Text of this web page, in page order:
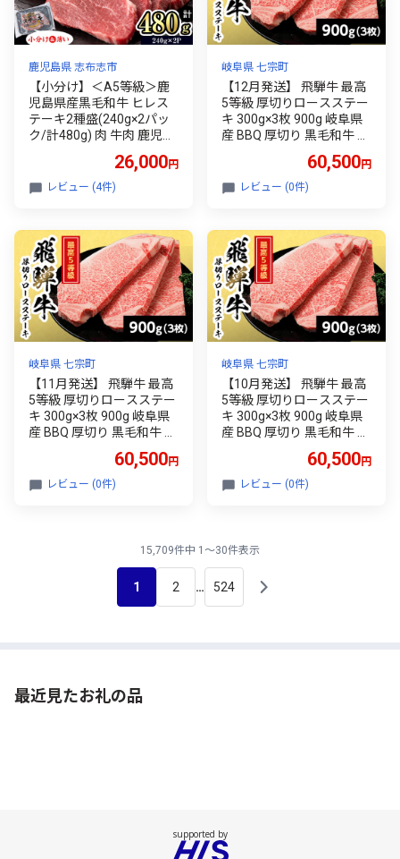
鹿児島県 志布志市
【小分け】＜A5等級＞鹿
児島県産黒毛和牛 ヒレス
テーキ2種盛(240g×2パッ
ク/計480g) 肉 牛肉 鹿児島
ステーキ肉 ヒレ ヒレ肉 黒
毛和牛 希少部位 A5 赤身
26,000円
レビュー (4件)
岐阜県 七宗町
【12月発送】 飛騨牛 最高
5等級 厚切りロースステー
キ 300g×3枚 900g 岐阜県
産 BBQ 厚切り 黒毛和牛 5
り 牛肉 牛 国産 お取り寄せ
ごちそう 自宅用 和牛 最短
60,500円
レビュー (0件)
岐阜県 七宗町
【11月発送】 飛騨牛 最高
5等級 厚切りロースステー
キ 300g×3枚 900g 岐阜県
産 BBQ 厚切り 黒毛和牛 5
り 牛肉 牛 国産 お取り寄せ
ごちそう 自宅用 和牛 最短
60,500円
レビュー (0件)
岐阜県 七宗町
【10月発送】 飛騨牛 最高
5等級 厚切りロースステー
キ 300g×3枚 900g 岐阜県
産 BBQ 厚切り 黒毛和牛 5
り 牛肉 牛 国産 お取り寄せ
ごちそう 自宅用 和牛 最短
60,500円
レビュー (0件)
15,709件中 1～30件表示
1 2 … 524
最近見たお礼の品